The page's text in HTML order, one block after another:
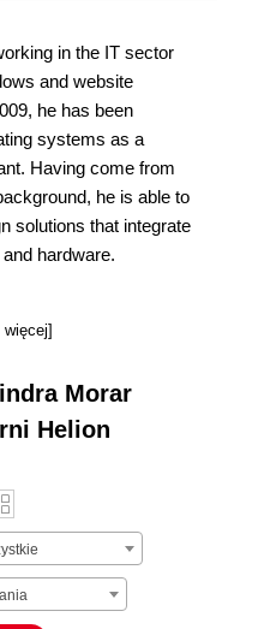
in the IT sector
and website
he has been
systems as a
Having come from
he is able to
solutions that integrate
hardware.
więcej]
Morar
Helion